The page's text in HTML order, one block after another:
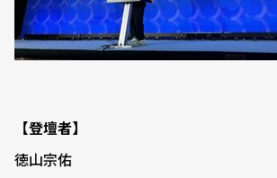
【登壇者】
徳山宗佑